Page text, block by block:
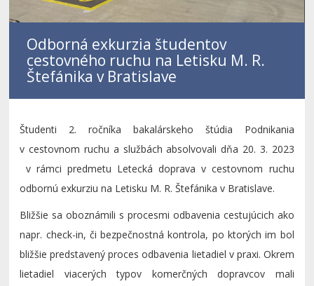
Odborná exkurzia študentov
cestovného ruchu na Letisku M. R.
Štefánika v Bratislave
Študenti 2. ročníka bakalárskeho štúdia Podnikania
v cestovnom ruchu a službách absolvovali dňa 20. 3. 2023
v rámci predmetu Letecká doprava v cestovnom ruchu
odbornú exkurziu na Letisku M. R. Štefánika v Bratislave.
Bližšie sa oboznámili s procesmi odbavenia cestujúcich ako
napr. check-in, či bezpečnostná kontrola, po ktorých im bol
bližšie predstavený proces odbavenia lietadiel v praxi. Okrem
lietadiel viacerých typov komerčných dopravcov mali